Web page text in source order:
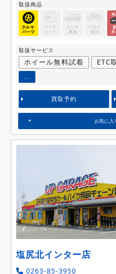
取扱商品
取扱サービス
ホイール無料試着 ETC
...
買取予約
お気に入
塩尻北インター店
0263-85-3950